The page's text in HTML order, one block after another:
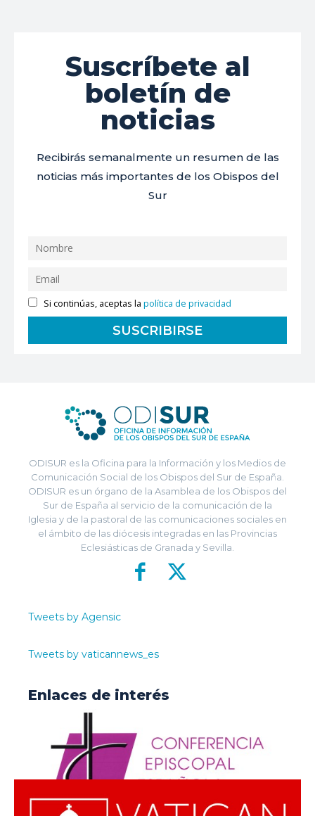
Suscríbete al
boletín de
noticias
Recibirás semanalmente un resumen de las
noticias más importantes de los Obispos del
Sur
Si continúas, aceptas lapolítica de privacidad
ODISUR es la Oficina para la Información y los Medios de
Comunicación Social de los Obispos del Sur de España.
ODISUR es un órgano de la Asamblea de los Obispos del
Sur de España al servicio de la comunicación de la
Iglesia y de la pastoral de las comunicaciones sociales en
el ámbito de las diócesis integradas en las Provincias
Eclesiásticas de Granada y Sevilla.
Tweets by Agensic
Tweets by vaticannews_es
Enlaces de interés